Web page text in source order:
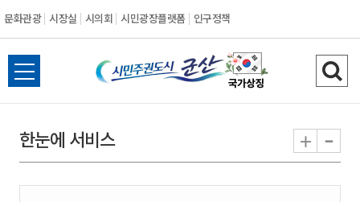
문화관광 시장실 시의회 시민광장플랫폼 인구정책
시
민
권
전
체
뉴
열
검
색
기
한눈에 서비스 + -